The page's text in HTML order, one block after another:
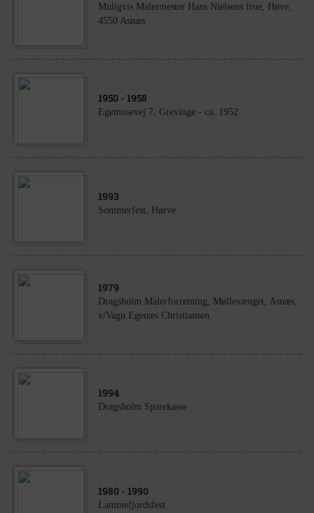
Muligvis Malermester Hans Nielsens frue, Høve,
4550 Asnæs
1950 - 1958
Egemosevej 7, Grevinge - ca. 1952
1993
Sommerfest, Hørve
1979
Dragsholm Malerforretning, Møllevænget, Asnæs,
v/Vagn Egenæs Christiansen.
1994
Dragsholm Sparekasse
1980 - 1990
Lammefjordsfest